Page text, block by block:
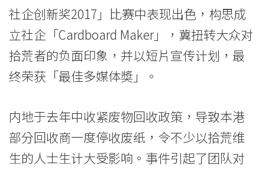
「最
佳
多
媒
体
奬」
社企创新奖2017」比赛中表现出色，构思成
立社企「Cardboard Maker」，冀扭转大众对
拾荒者的负面印象，并以短片宣传计划，最
终荣获「最佳多媒体奬」。
内地于去年中收紧废物回收政策，导致本港
部分回收商一度停收废纸，令不少以拾荒维
生的人士生计大受影响。事件引起了团队对